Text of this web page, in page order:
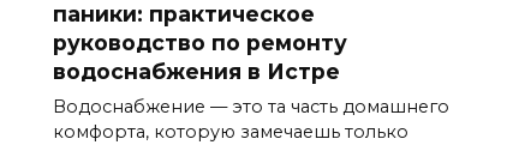
паники: практическое
руководство по ремонту
водоснабжения в Истре
Водоснабжение — это та часть домашнего
комфорта, которую замечаешь только